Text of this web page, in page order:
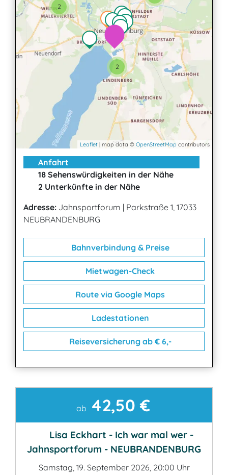
2
2
Leaflet | map data © OpenStreetMap contributors
Anfahrt
18 Sehenswürdigkeiten in der Nähe
2 Unterkünfte in der Nähe
Adresse: Jahnsportforum | Parkstraße 1, 17033
NEUBRANDENBURG
Bahnverbindung & Preise
Mietwagen-Check
Route via Google Maps
Ladestationen
Reiseversicherung ab € 6,-
Kontaktab 42,50 €
Lisa Eckhart - Ich war mal wer -
Jahnsportforum - NEUBRANDENBURG
Samstag, 19. September 2026, 20:00 Uhr